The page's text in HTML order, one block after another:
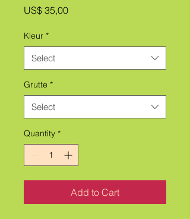
US$ 35,00Price
Kleur *
Select
Grutte *
Select
Quantity *
Add to Cart